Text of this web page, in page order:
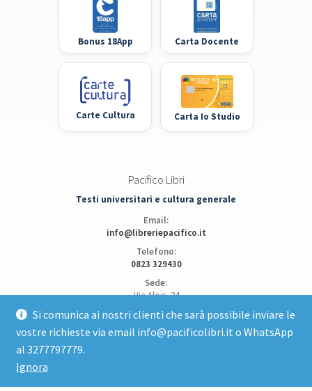
Si comunica ai nostri clienti che sarà possibile inviare le
vostre richieste via email info@pacificolibri.it o WhatsApp
al 3277797779.
Ignora
Bonus 18App Carta Docente
Carte Cultura Carta Io Studio
Pacifico Libri
Testi universitari e cultura generale
Email:
info@libreriepacifico.it
Telefono:
0823 329430
Sede:
Via Alois, 24
81100 Caserta
Apri posizione su Google Maps